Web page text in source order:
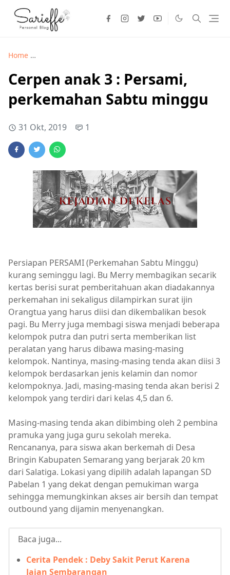
Home
Cerpen anak 3 : Persami,
perkemahan Sabtu minggu
31 Okt, 2019 1
Persiapan PERSAMI (Perkemahan Sabtu Minggu)
kurang seminggu lagi. Bu Merry membagikan secarik
kertas berisi surat pemberitahuan akan diadakannya
perkemahan ini sekaligus dilampirkan surat ijin
Orangtua yang harus diisi dan dikembalikan besok
pagi. Bu Merry juga membagi siswa menjadi beberapa
kelompok putra dan putri serta memberikan list
peralatan yang harus dibawa masing-masing
kelompok. Nantinya, masing-masing tenda akan diisi 3
kelompok berdasarkan jenis kelamin dan nomor
kelompoknya. Jadi, masing-masing tenda akan berisi 2
kelompok yang terdiri dari kelas 4,5 dan 6.
Masing-masing tenda akan dibimbing oleh 2 pembina
pramuka yang juga guru sekolah mereka.
Rencananya, para siswa akan berkemah di Desa
Bringin Kabupaten Semarang yang berjarak 20 km
dari Salatiga. Lokasi yang dipilih adalah lapangan SD
Pabelan 1 yang dekat dengan pemukiman warga
sehingga memungkinkan akses air bersih dan tempat
outbound yang dijamin menyenangkan.
Baca juga...
Cerita Pendek : Deby Sakit Perut Karena
Jajan Sembarangan